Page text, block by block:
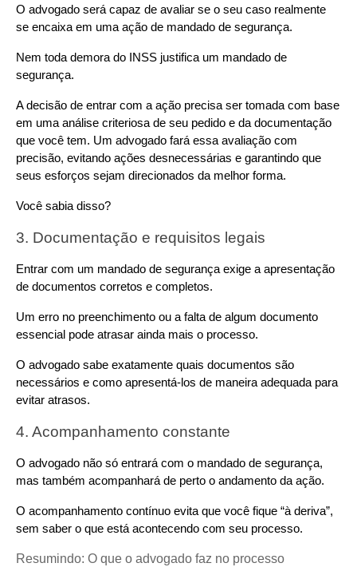
O advogado será capaz de avaliar se o seu caso realmente
se encaixa em uma ação de mandado de segurança.
Nem toda demora do INSS justifica um mandado de
segurança.
A decisão de entrar com a ação precisa ser tomada com base
em uma análise criteriosa de seu pedido e da documentação
que você tem. Um advogado fará essa avaliação com
precisão, evitando ações desnecessárias e garantindo que
seus esforços sejam direcionados da melhor forma.
Você sabia disso?
3. Documentação e requisitos legais
Entrar com um mandado de segurança exige a apresentação
de documentos corretos e completos.
Um erro no preenchimento ou a falta de algum documento
essencial pode atrasar ainda mais o processo.
O advogado sabe exatamente quais documentos são
necessários e como apresentá-los de maneira adequada para
evitar atrasos.
4. Acompanhamento constante
O advogado não só entrará com o mandado de segurança,
mas também acompanhará de perto o andamento da ação.
O acompanhamento contínuo evita que você fique “à deriva”,
sem saber o que está acontecendo com seu processo.
Resumindo: O que o advogado faz no processo